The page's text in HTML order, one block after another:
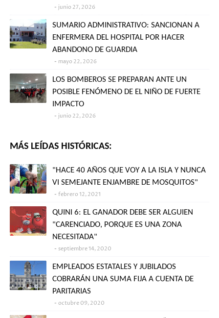
junio 27, 2026
SUMARIO ADMINISTRATIVO: SANCIONAN A
ENFERMERA DEL HOSPITAL POR HACER
ABANDONO DE GUARDIA
mayo 22, 2026
LOS BOMBEROS SE PREPARAN ANTE UN
POSIBLE FENÓMENO DE EL NIÑO DE FUERTE
IMPACTO
junio 22, 2026
MÁS LEÍDAS HISTÓRICAS:
"HACE 40 AÑOS QUE VOY A LA ISLA Y NUNCA
VI SEMEJANTE ENJAMBRE DE MOSQUITOS"
febrero 12, 2021
QUINI 6: EL GANADOR DEBE SER ALGUIEN
"CARENCIADO, PORQUE ES UNA ZONA
NECESITADA"
septiembre 14, 2020
EMPLEADOS ESTATALES Y JUBILADOS
COBRARÁN UNA SUMA FIJA A CUENTA DE
PARITARIAS
octubre 09, 2020